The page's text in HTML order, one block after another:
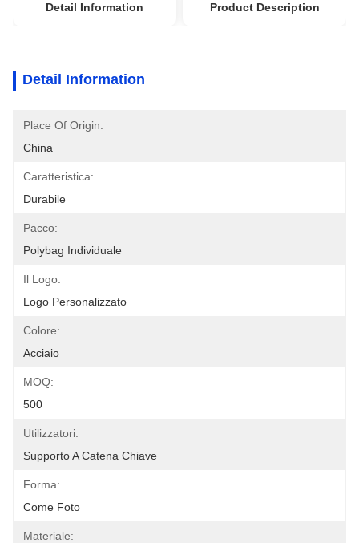
Detail Information Product Description
Detail Information
Place Of Origin:
China
Caratteristica:
Durabile
Pacco:
Polybag Individuale
Il Logo:
Logo Personalizzato
Colore:
Acciaio
MOQ:
500
Utilizzatori:
Supporto A Catena Chiave
Forma:
Come Foto
Materiale: